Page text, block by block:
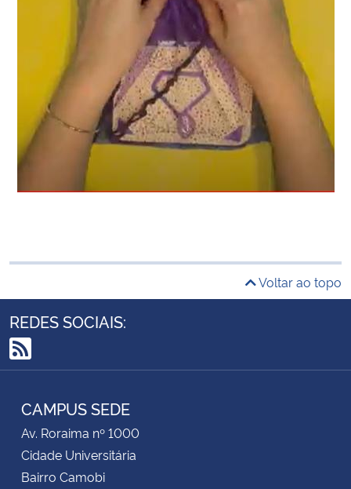
Voltar ao topo
REDES SOCIAIS:
RSS
CAMPUS SEDE
Av. Roraima nº 1000
Cidade Universitária
Bairro Camobi